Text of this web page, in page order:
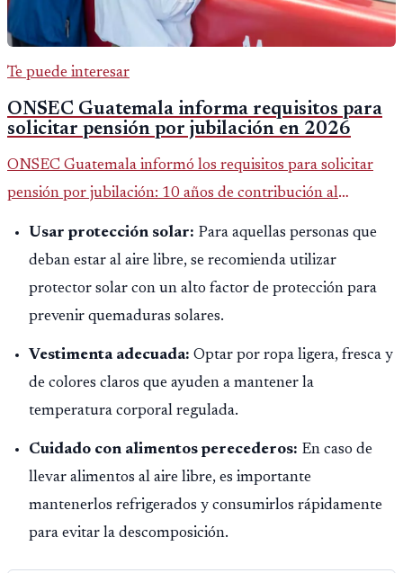
Te puede interesar
ONSEC Guatemala informa requisitos para
solicitar pensión por jubilación en 2026
ONSEC Guatemala informó los requisitos para solicitar
pensión por jubilación: 10 años de contribución al
Usar protección solar: Para aquellas personas que
deban estar al aire libre, se recomienda utilizar
protector solar con un alto factor de protección para
prevenir quemaduras solares.
Vestimenta adecuada: Optar por ropa ligera, fresca y
de colores claros que ayuden a mantener la
temperatura corporal regulada.
Cuidado con alimentos perecederos: En caso de
llevar alimentos al aire libre, es importante
mantenerlos refrigerados y consumirlos rápidamente
para evitar la descomposición.